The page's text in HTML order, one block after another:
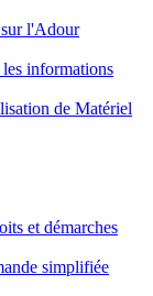
l'Adour
informations
de Matériel
et démarches
simplifiée